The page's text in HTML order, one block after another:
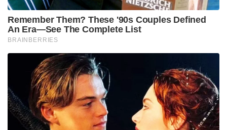
Remember Them? These '90s Couples Defined
An Era—See The Complete List
BRAINBERRIES